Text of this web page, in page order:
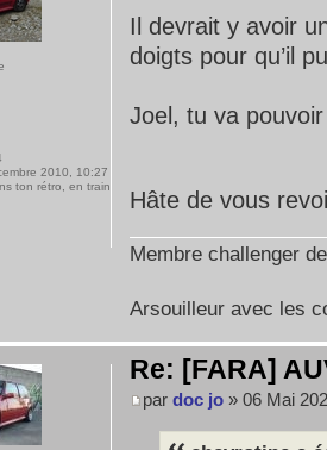
Il devrait y avoir
doigts pour qu’il
Joel, tu va
Hâte de vous
Membre challenger
Arsouilleur avec les
2010, 10:27
ton rétro, en train
Re: [FARA]
par doc jo » 06 Mai